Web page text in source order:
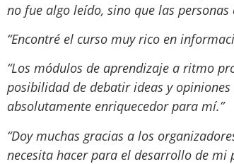
no fue algo leído, sino que las
“Encontré el curso muy rico en
“Los módulos de aprendizaje a ritmo
posibilidad de debatir ideas y
absolutamente enriquecedor para mí.”
“Doy muchas gracias a los
necesita hacer para el desarrollo de mi